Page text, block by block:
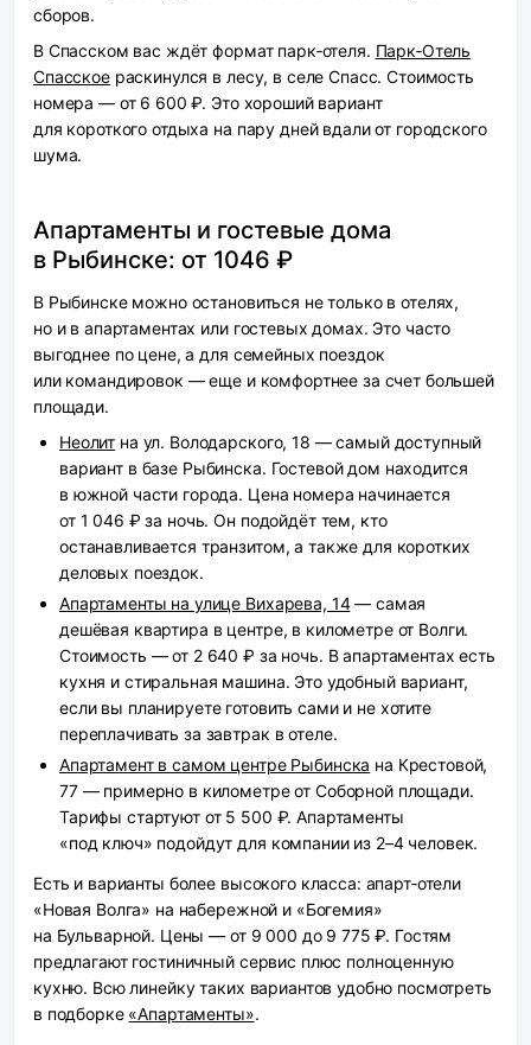
сборов.
В Спасском вас ждёт формат парк‑отеля. Парк‑Отель
Спасскоераскинулся в лесу, в селе Спасс. Стоимость
номера — от 6 600 ₽. Это хороший вариант
для короткого отдыха на пару дней вдали от городского
шума.
Апартаменты и гостевые дома
в Рыбинске: от 1046 ₽
В Рыбинске можно остановиться не только в отелях,
но и в апартаментах или гостевых домах. Это часто
выгоднее по цене, а для семейных поездок
или командировок — еще и комфортнее за счет большей
площади.
Неолит на ул. Володарского, 18 — самый доступный
вариант в базе Рыбинска. Гостевой дом находится
в южной части города. Цена номера начинается
от 1 046 ₽ за ночь. Он подойдёт тем, кто
останавливается транзитом, а также для коротких
деловых поездок.
Апартаменты на улице Вихарева, 14— самая
дешёвая квартира в центре, в километре от Волги.
Стоимость — от 2 640 ₽ за ночь. В апартаментах есть
кухня и стиральная машина. Это удобный вариант,
если вы планируете готовить сами и не хотите
переплачивать за завтрак в отеле.
Апартамент в самом центре Рыбинска на Крестовой,
77 — примерно в километре от Соборной площади.
Тарифы стартуют от 5 500 ₽. Апартаменты
«под ключ» подойдут для компании из 2–4 человек.
Есть и варианты более высокого класса: апарт‑отели
«Новая Волга» на набережной и «Богемия»
на Бульварной. Цены — от 9 000 до 9 775 ₽. Гостям
предлагают гостиничный сервис плюс полноценную
кухню. Всю линейку таких вариантов удобно посмотреть
в подборке «Апартаменты».